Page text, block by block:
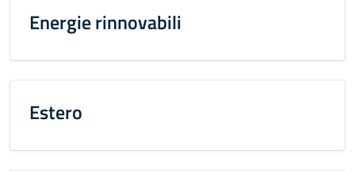
Energie rinnovabili
Estero